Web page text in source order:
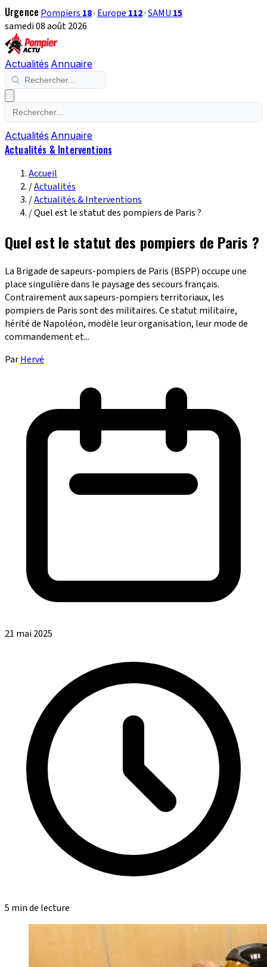
Urgence Pompiers 18· Europe 112·SAMU 15
samedi 08 août 2026
Actualités Annuaire
Actualités Annuaire
Actualités & Interventions
Accueil
/Actualités
/Actualités & Interventions
/Quel est le statut des pompiers de Paris ?
Quel est le statut des pompiers de Paris ?
La Brigade de sapeurs-pompiers de Paris (BSPP) occupe une
place singulière dans le paysage des secours français.
Contrairement aux sapeurs-pompiers territoriaux, les
pompiers de Paris sont des militaires. Ce statut militaire,
hérité de Napoléon, modèle leur organisation, leur mode de
commandement et...
ParHervé
21 mai 2025
5 min de lecture